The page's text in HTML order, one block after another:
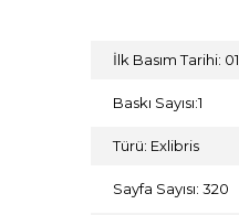
İlk Basım Tarihi:
Baskı Sayısı:1
Türü: Exlibris
Sayfa Sayısı: 320